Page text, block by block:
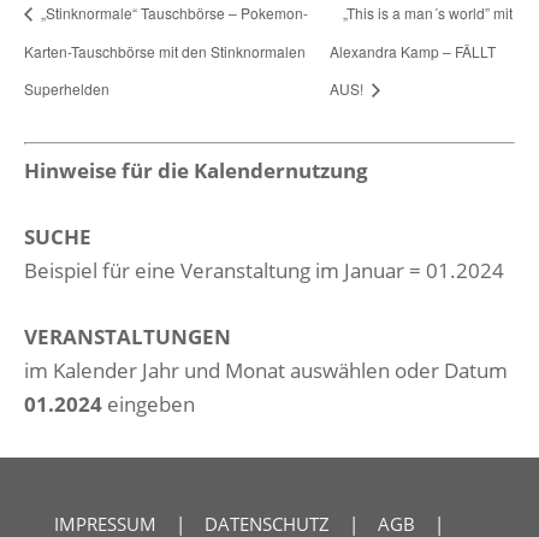
„Stinknormale“ Tauschbörse – Pokemon-
Karten-Tauschbörse mit den Stinknormalen
Superhelden
„This is a man´s world” mit
Alexandra Kamp – FÄLLT
AUS!
Hinweise für die Kalendernutzung
SUCHE
Beispiel für eine Veranstaltung im Januar = 01.2024
VERANSTALTUNGEN
im Kalender Jahr und Monat auswählen oder Datum
01.2024 eingeben
IMPRESSUM | DATENSCHUTZ | AGB |